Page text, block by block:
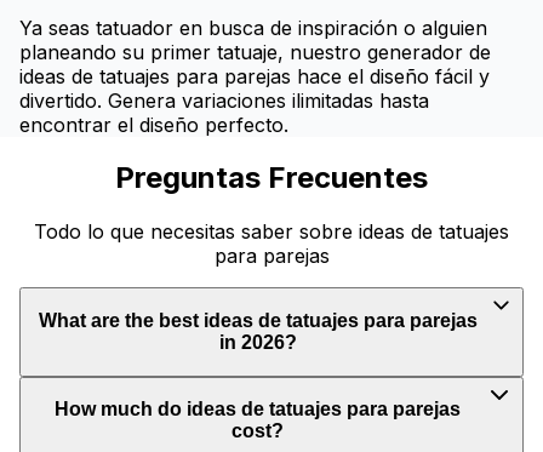
Ya seas tatuador en busca de inspiración o alguien
planeando su primer tatuaje, nuestro generador de
ideas de tatuajes para parejas hace el diseño fácil y
divertido. Genera variaciones ilimitadas hasta
encontrar el diseño perfecto.
Preguntas Frecuentes
Todo lo que necesitas saber sobre ideas de tatuajes
para parejas
What are the best ideas de tatuajes para parejas
in 2026?
How much do ideas de tatuajes para parejas
cost?